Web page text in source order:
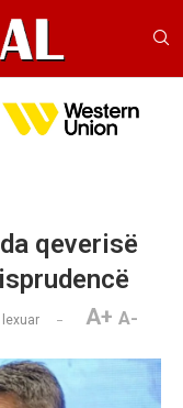
qeverisë
lexuar A+ A-